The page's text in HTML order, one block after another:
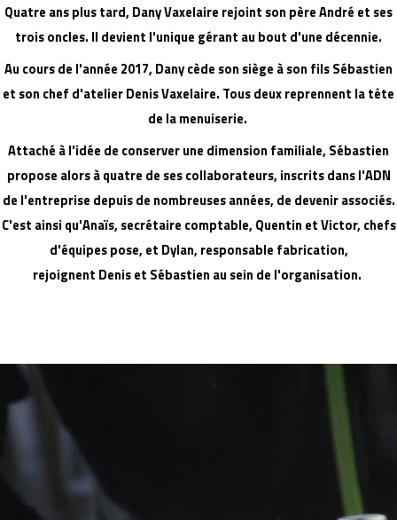
Quatre ans plus tard, Dany Vaxelaire rejoint son père André et ses
trois oncles. Il devient l'unique gérant au bout d'une décennie.
Au cours de l'année 2017, Dany cède son siège à son fils Sébastien
et son chef d'atelier Denis Vaxelaire. Tous deux reprennent la tête
de la menuiserie.
Attaché à l'idée de conserver une dimension familiale, Sébastien
propose alors à quatre de ses collaborateurs, inscrits dans l'ADN
de l'entreprise depuis de nombreuses années, de devenir associés.
C'est ainsi qu'Anaïs, secrétaire comptable, Quentin et Victor, chefs
d'équipes pose, et Dylan, responsable fabrication,
rejoignent Denis et Sébastien au sein de l'organisation.